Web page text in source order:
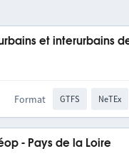
et interurbains
Format GTFS NeTEx
- Pays de la Loire